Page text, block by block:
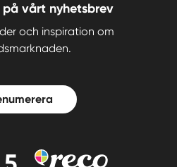
på vårt nyhetsbrev
och inspiration om